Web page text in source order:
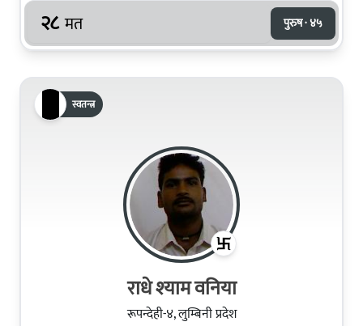
२८ मत पुरुष · ४५
स्वतन्त्र
राधे श्‍याम वनिया
रूपन्देही-४, लुम्बिनी प्रदेश